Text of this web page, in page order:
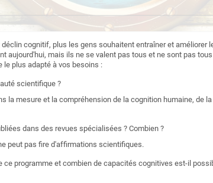
cognitif, plus les gens souhaitent entraîner et améliorer
aujourd'hui, mais ils ne se valent pas tous et ne sont pas
le plus adapté à vos besoins :
scientifique ?
la mesure et la compréhension de la cognition humaine, de
dans des revues spécialisées ? Combien ?
peut pas fire d'affirmations scientifiques.
ce programme et combien de capacités cognitives est-il